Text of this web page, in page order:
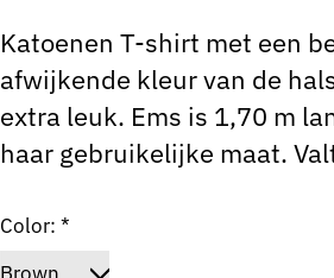
Katoenen T-shirt met een
afwijkende kleur van de
extra leuk. Ems is 1,70 m
haar gebruikelijke maat.
Color:*